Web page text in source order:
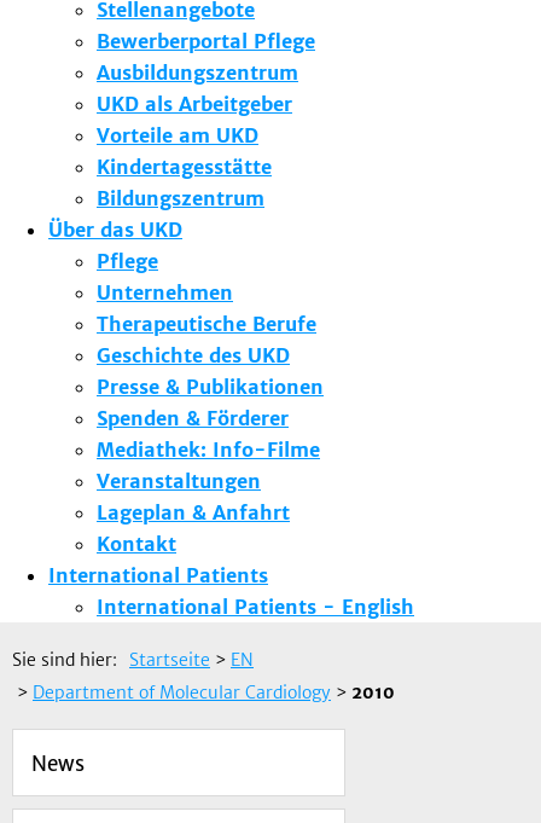
Stellenangebote
Bewerberportal Pflege
Ausbildungszentrum
UKD als Arbeitgeber
Vorteile am UKD
Kindertagesstätte
Bildungszentrum
Über das UKD
Pflege
Unternehmen
Therapeutische Berufe
Geschichte des UKD
Presse & Publikationen
Spenden & Förderer
Mediathek: Info-Filme
Veranstaltungen
Lageplan & Anfahrt
Kontakt
International Patients
International Patients - English
Sie sind hier: Startseite > EN
> Department of Molecular Cardiology > 2010
News